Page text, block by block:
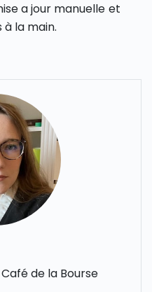
a jour manuelle et
la main.
de la Bourse